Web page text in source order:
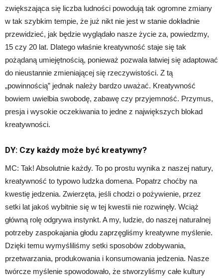
zwiększająca się liczba ludności powodują tak ogromne zmiany
w tak szybkim tempie, że już nikt nie jest w stanie dokładnie
przewidzieć, jak będzie wyglądało nasze życie za, powiedzmy,
15 czy 20 lat. Dlatego właśnie kreatywność staje się tak
pożądaną umiejętnością, ponieważ pozwala łatwiej się adaptować
do nieustannie zmieniającej się rzeczywistości. Z tą
„powinnością” jednak należy bardzo uważać. Kreatywność
bowiem uwielbia swobodę, zabawę czy przyjemność. Przymus,
presja i wysokie oczekiwania to jedne z największych blokad
kreatywności.
DY: Czy każdy może być kreatywny?
MC: Tak! Absolutnie każdy. To po prostu wynika z naszej natury,
kreatywność to typowo ludzka domena. Popatrz choćby na
kwestię jedzenia. Zwierzęta, jeśli chodzi o pożywienie, przez
setki lat jakoś wybitnie się w tej kwestii nie rozwinęły. Wciąż
główną rolę odgrywa instynkt. A my, ludzie, do naszej naturalnej
potrzeby zaspokajania głodu zaprzęgliśmy kreatywne myślenie.
Dzięki temu wymyśliliśmy setki sposobów zdobywania,
przetwarzania, produkowania i konsumowania jedzenia. Nasze
twórcze myślenie spowodowało, że stworzyliśmy całe kultury